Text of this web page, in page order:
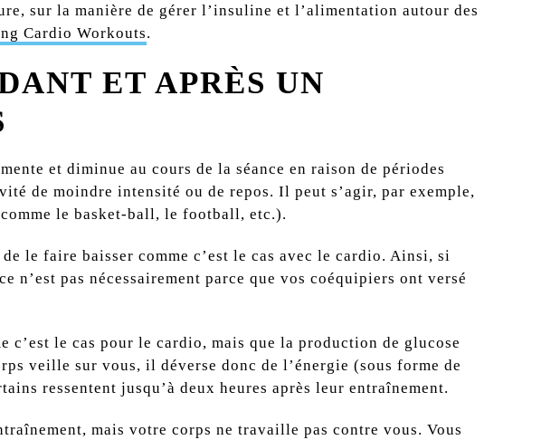
sur la manière de gérer l’insuline et l’alimentation autour des
Cardio Workouts.
ET APRÈS UN
et diminue au cours de la séance en raison de périodes
de moindre intensité ou de repos. Il peut s’agir, par exemple,
le basket-ball, le football, etc.).
le faire baisser comme c’est le cas avec le cardio. Ainsi, si
n’est pas nécessairement parce que vos coéquipiers ont versé
c’est le cas pour le cardio, mais que la production de glucose
veille sur vous, il déverse donc de l’énergie (sous forme de
ressentent jusqu’à deux heures après leur entraînement.
mais votre corps ne travaille pas contre vous. Vous